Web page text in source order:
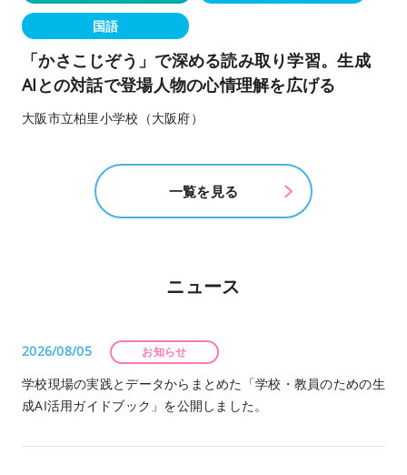
国語
「かさこじぞう」で深める読み取り学習。生成
AIとの対話で登場人物の心情理解を広げる
大阪市立柏里小学校（大阪府）
一覧を見る
ニュース
2026/08/05 お知らせ
学校現場の実践とデータからまとめた「学校・教員のための生
成AI活用ガイドブック」を公開しました。